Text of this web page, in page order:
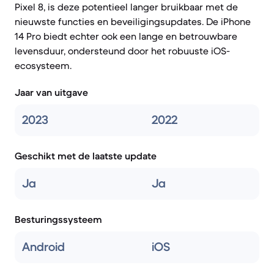
Pixel 8, is deze potentieel langer bruikbaar met de
nieuwste functies en beveiligingsupdates. De iPhone
14 Pro biedt echter ook een lange en betrouwbare
levensduur, ondersteund door het robuuste iOS-
ecosysteem.
Jaar van uitgave
2023 2022
Geschikt met de laatste update
Ja Ja
Besturingssysteem
Android iOS